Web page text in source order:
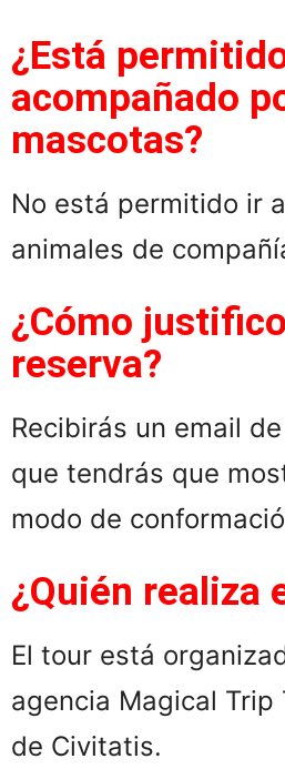
¿Está
acompañado
mascotas?
No está permitido ir
animales de
¿Cómo
reserva?
Recibirás un email
que tendrás que
modo de
¿Quién realiza
El tour está
agencia Magical Trip
de Civitatis.